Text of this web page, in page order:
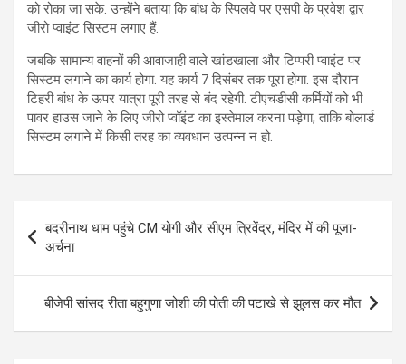
को रोका जा सके. उन्होंने बताया कि बांध के स्पिलवे पर एसपी के प्रवेश द्वार
जीरो प्वाइंट सिस्टम लगाए हैं.
जबकि सामान्य वाहनों की आवाजाही वाले खांडखाला और टिप्परी प्वाइंट पर
सिस्टम लगाने का कार्य होगा. यह कार्य 7 दिसंबर तक पूरा होगा. इस दौरान
टिहरी बांध के ऊपर यात्रा पूरी तरह से बंद रहेगी. टीएचडीसी कर्मियों को भी
पावर हाउस जाने के लिए जीरो प्वॉइंट का इस्तेमाल करना पड़ेगा, ताकि बोलार्ड
सिस्टम लगाने में किसी तरह का व्यवधान उत्पन्न न हो.
navigation
बदरीनाथ धाम पहुंचे CM योगी और सीएम त्रिवेंद्र, मंदिर में की पूजा-
अर्चना
बीजेपी सांसद रीता बहुगुणा जोशी की पोती की पटाखे से झुलस कर मौत